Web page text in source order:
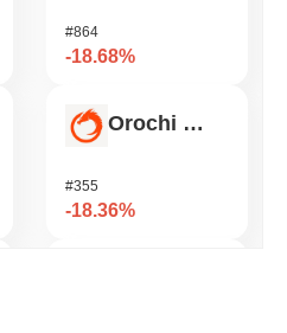
#864
-18.68%
Orochi Network
#355
-18.36%